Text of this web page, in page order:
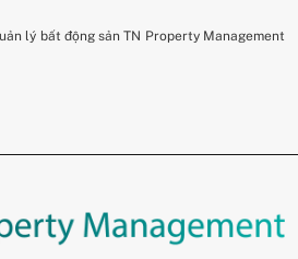
lý bất động sản TN Property Management